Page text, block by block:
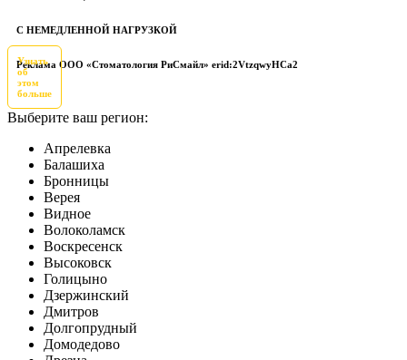
С НЕМЕДЛЕННОЙ НАГРУЗКОЙ
Реклама ООО «Стоматология РиСмайл» erid:2VtzqwyHCa2
Узнать
об
этом
больше
Выберите ваш регион:
Апрелевка
Балашиха
Бронницы
Верея
Видное
Волоколамск
Воскресенск
Высоковск
Голицыно
Дзержинский
Дмитров
Долгопрудный
Домодедово